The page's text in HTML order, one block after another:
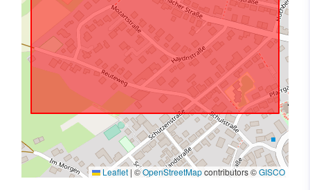
Leaflet | ©OpenStreetMapcontributors ©GISCO